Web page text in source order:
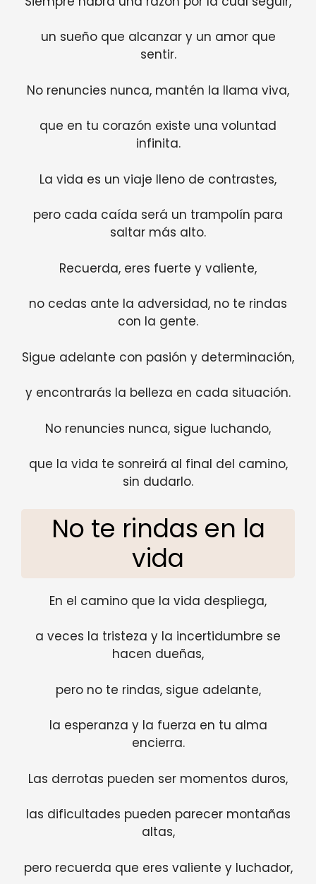
un sueño que alcanzar y un amor que
sentir.
No renuncies nunca, mantén la llama viva,
que en tu corazón existe una voluntad
infinita.
La vida es un viaje lleno de contrastes,
pero cada caída será un trampolín para
saltar más alto.
Recuerda, eres fuerte y valiente,
no cedas ante la adversidad, no te rindas
con la gente.
Sigue adelante con pasión y determinación,
y encontrarás la belleza en cada situación.
No renuncies nunca, sigue luchando,
que la vida te sonreirá al final del camino,
sin dudarlo.
No te rindas en la
vida
En el camino que la vida despliega,
a veces la tristeza y la incertidumbre se
hacen dueñas,
pero no te rindas, sigue adelante,
la esperanza y la fuerza en tu alma
encierra.
Las derrotas pueden ser momentos duros,
las dificultades pueden parecer montañas
altas,
pero recuerda que eres valiente y luchador,